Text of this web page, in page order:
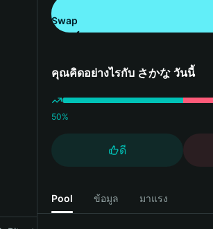
Swap
คุณคิดอย่างไรกับ さかな วันนี้
50%
ดี
Pool ข้อมูล มาแรง